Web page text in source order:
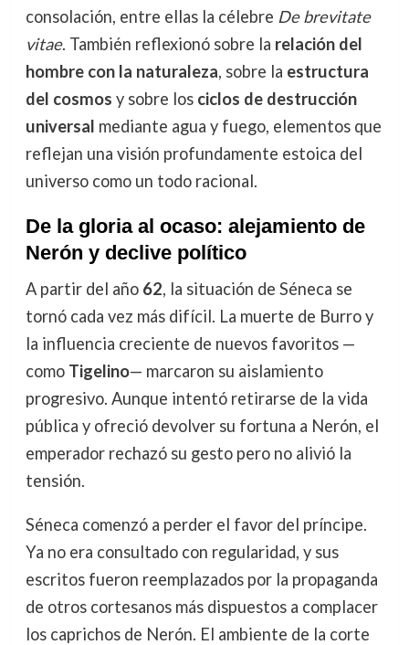
consolación, entre ellas la célebre De brevitate
vitae. También reflexionó sobre la relación del
hombre con la naturaleza, sobre la estructura
del cosmos y sobre los ciclos de destrucción
universal mediante agua y fuego, elementos que
reflejan una visión profundamente estoica del
universo como un todo racional.
De la gloria al ocaso: alejamiento de
Nerón y declive político
A partir del año 62, la situación de Séneca se
tornó cada vez más difícil. La muerte de Burro y
la influencia creciente de nuevos favoritos —
como Tigelino— marcaron su aislamiento
progresivo. Aunque intentó retirarse de la vida
pública y ofreció devolver su fortuna a Nerón, el
emperador rechazó su gesto pero no alivió la
tensión.
Séneca comenzó a perder el favor del príncipe.
Ya no era consultado con regularidad, y sus
escritos fueron reemplazados por la propaganda
de otros cortesanos más dispuestos a complacer
los caprichos de Nerón. El ambiente de la corte